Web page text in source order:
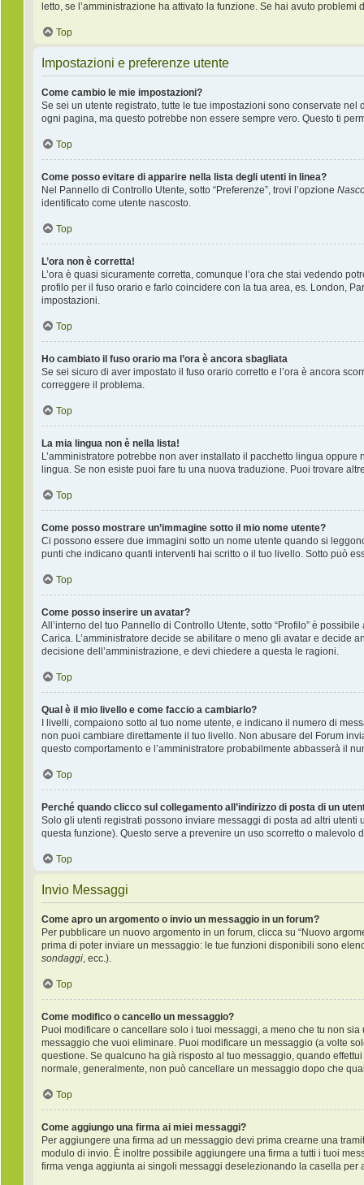
letto, se l’amministrazione ha attivato la funzione. Se hai avuto
Top
Impostazioni e preferenze utente
Come cambio le mie impostazioni?
Se sei un utente registrato, tutte le tue impostazioni sono conservate
ogni pagina, ma questo potrebbe non essere sempre vero. Questo ti
Top
Come posso evitare di apparire nella lista degli utenti in linea?
Nel Pannello di Controllo Utente, sotto “Preferenze”, trovi l’opzione
identificato come utente nascosto.
Top
L’ora non è corretta!
L’ora è quasi sicuramente corretta, comunque l’ora che stai vedendo
profilo per il fuso orario e farlo coincidere con la tua area, es. London,
impostazioni.
Top
Ho cambiato il fuso orario ma l’ora è ancora sbagliata
Se sei sicuro di aver impostato il fuso orario corretto e l’ora è ancora
correggere il problema.
Top
La mia lingua non è nella lista!
L’amministratore potrebbe non aver installato il pacchetto lingua
lingua. Se non esiste puoi fare tu una nuova traduzione. Puoi trovare
Top
Come posso mostrare un’immagine sotto il mio nome utente?
Ci possono essere due immagini sotto un nome utente quando si
punti che indicano quanti interventi hai scritto o il tuo livello. Sotto può
Top
Come posso inserire un avatar?
All’interno del tuo Pannello di Controllo Utente, sotto “Profilo” è
Carica. L’amministratore decide se abilitare o meno gli avatar e decide
decisione dell’amministrazione, e devi chiedere a questa le ragioni.
Top
Qual è il mio livello e come faccio a cambiarlo?
I livelli, compaiono sotto al tuo nome utente, e indicano il numero di
non puoi cambiare direttamente il tuo livello. Non abusare del Forum
questo comportamento e l’amministratore probabilmente abbasserà il
Top
Perché quando clicco sul collegamento all’indirizzo di posta di un
Solo gli utenti registrati possono inviare messaggi di posta ad altri
questa funzione). Questo serve a prevenire un uso scorretto o malevolo
Top
Invio Messaggi
Come apro un argomento o invio un messaggio in un forum?
Per pubblicare un nuovo argomento in un forum, clicca su “Nuovo
prima di poter inviare un messaggio: le tue funzioni disponibili sono
sondaggi, ecc.).
Top
Come modifico o cancello un messaggio?
Puoi modificare o cancellare solo i tuoi messaggi, a meno che tu non
messaggio che vuoi eliminare. Puoi modificare un messaggio (a volte
questione. Se qualcuno ha già risposto al tuo messaggio, quando
normale, generalmente, non può cancellare un messaggio dopo che
Top
Come aggiungo una firma ai miei messaggi?
Per aggiungere una firma ad un messaggio devi prima crearne una
modulo di invio. È inoltre possibile aggiungere una firma a tutti i tuoi
firma venga aggiunta ai singoli messaggi deselezionando la casella per